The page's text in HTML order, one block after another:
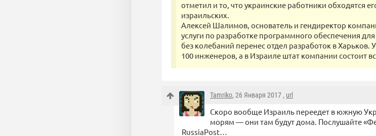
отметил и то, что украинские работники обходятся
израильских.
Алексей Шалимов, основатель и гендиректор
услуги по разработке программного обеспечения
без колебаний перенес отдел разработок в Харьков.
100 инженеров, а в Израиле штат компании состоит
Tamriko, 26 Января 2017 , url
Скоро вообще Израиль переедет в южную
морям — они там будут дома. Послушайте
RussiaPost…